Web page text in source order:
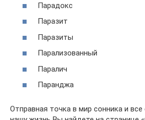
Парадокс
Паразит
Паразиты
Парализованный
Паралич
Паранджа
Отправная точка в мир сонника и все